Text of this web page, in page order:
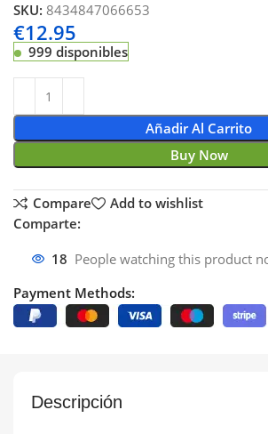
SKU:8434847066653
€12.95
999 disponibles
Añadir Al Carrito
Buy Now
Compare
Add to wishlist
Comparte:
18 People watching this product
Payment Methods:
Descripción